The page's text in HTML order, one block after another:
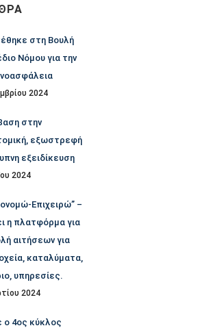
στη Βουλή
Νόμου για την
2024
στην
εξωστρεφή
εξειδίκευση
2024
Επιχειρώ” –
η πλατφόρμα για
αιτήσεων για
καταλύματα,
υπηρεσίες.
2024
ο 4ος κύκλος